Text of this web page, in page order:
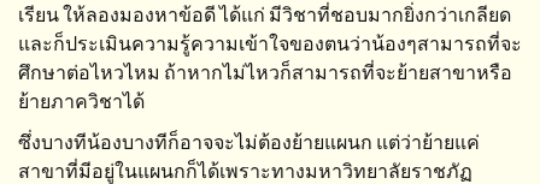
เรียน ให้ลองมองหาข้อดี ได้แก่ มีวิชาที่ชอบมากยิ่งกว่าเกลียด
และก็ประเมินความรู้ความเข้าใจของตนว่าน้องๆสามารถที่จะ
ศึกษาต่อไหวไหม ถ้าหากไม่ไหวก็สามารถที่จะย้ายสาขาหรือ
ย้ายภาควิชาได้
ซึ่งบางทีน้องบางทีก็อาจจะไม่ต้องย้ายแผนก แต่ว่าย้ายแค่
สาขาที่มีอยู่ในแผนกก็ได้เพราะทางมหาวิทยาลัยราชภัฏ